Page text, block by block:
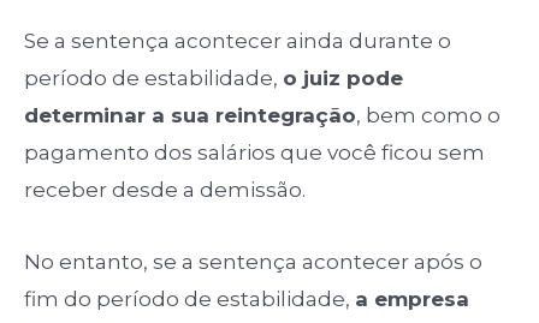
Se a sentença acontecer ainda durante o
período de estabilidade, o juiz pode
determinar a sua reintegração, bem como o
pagamento dos salários que você ficou sem
receber desde a demissão.
No entanto, se a sentença acontecer após o
fim do período de estabilidade, a empresa